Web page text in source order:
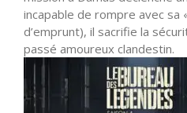
incapable de rompre avec sa
d’emprunt), il sacrifie la
passé amoureux clandestin.